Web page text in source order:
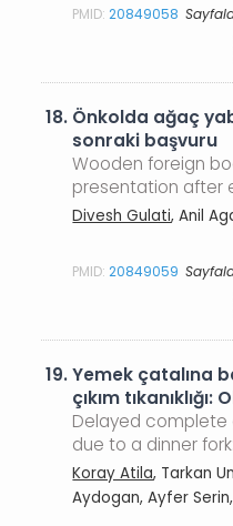
PMID:20849058
18. Önkolda ağaç
sonraki başvuru
Wooden foreign
presentation after
Divesh Gulati, Anil
PMID:20849059
19.Yemek çatalına
çıkım
Delayed
due to a dinner
Koray Atila, Tarkan
Aydogan, Ayfer